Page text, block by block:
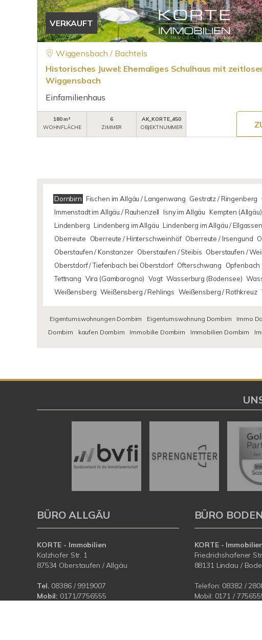
VERKAUFT
Wiggensbach / Bachtels
Historisches Juwel: Ehemaliges Schulhaus mit
Wiggensbach
Einfamilienhaus
180 m²
WOHNFLÄCHE
6
ZIMMER
AK_KORTE_450
OBJEKTNUMMER
Dornbirn Fischen im Allgäu / Langenwang Gestratz / Ringenberg
Immenstadt im Allgäu / Rauhenzell Isny im Allgäu Kempten (Allgäu)
Lindenberg Lindenberg im Allgäu Lindenberg im Allgäu / Ellgassen
Oberreute
Oberreute / Hinterschweinhöf Oberreute / Irsengund
Oberstaufen / Konstanzer Oberstaufen / Steibis Oberstaufen /
Oberstdorf / Tiefenbach bei Oberstdorf Ofterschwang Opfenbach
Tettnang Vira (Gambarogno) Vogt Wasserburg (Bodensee)
Weißensberg Weißensberg / Rehlings Weißensberg / Rothkreuz
Eigentumswohnungen Dornbirn Eigentumswohnung Dornbirn Immo
Dornbirn
kaufen Dornbirn Immobilie Dornbirn Immobilien Dornbirn
BÜRO ALLGÄU
KORTE - Immobilien
Kalzhofer Str. 1
87534 Oberstaufen / Allgäu
Tel. 08386 / 9919007
Mobil: 0171/7756555
BÜRO
KORTE -
Friedrichshafener
88131 Lindau /
Telefon: 08382 /
Mobil: 0171 /